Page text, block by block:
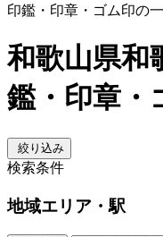
印鑑・印章・ゴム印の
和歌山県和
鑑・印章・
絞り込み
検索条件
地域エリア・駅